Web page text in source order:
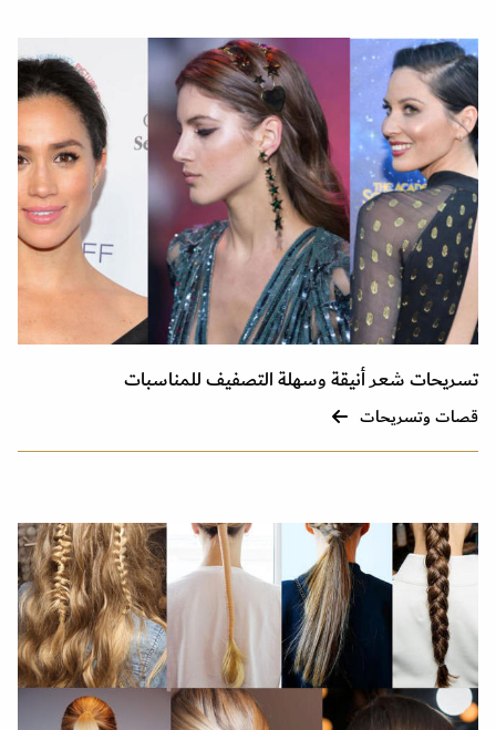
تسريحات شعر أنيقة وسهلة التصفيف للمناسبات
قصات وتسريحات